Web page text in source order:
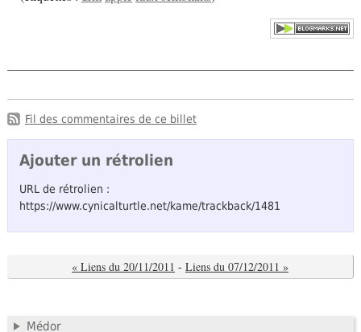
Fil des commentaires de ce billet
Ajouter un rétrolien
URL de rétrolien :
https://www.cynicalturtle.net/kame/trackback/1481
« Liens du 20/11/2011 - Liens du 07/12/2011 »
Médor